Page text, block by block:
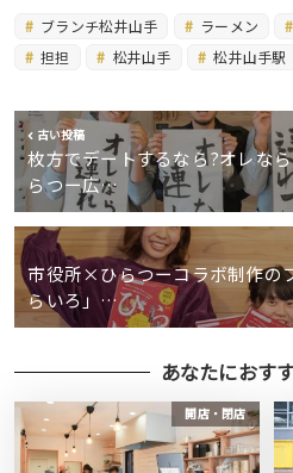
ブランチ松井山手 ラーメン
担担
松井山手 松井山手駅
古い投稿
枚方でデートするなら?オレな
らつー広…
市役所×ひらつーコラボ制作の
らいろ」…
あなたにおす
開店・閉店